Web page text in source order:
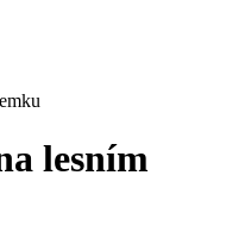
lesním